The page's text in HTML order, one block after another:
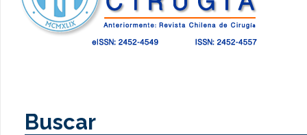
Buscar